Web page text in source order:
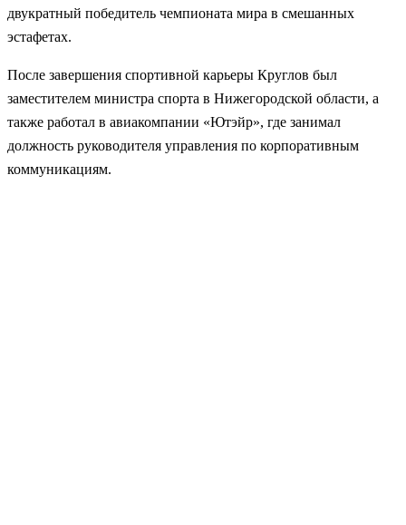
двукратный победитель чемпионата мира в смешанных
эстафетах.
После завершения спортивной карьеры Круглов был
заместителем министра спорта в Нижегородской области, а
также работал в авиакомпании «Ютэйр», где занимал
должность руководителя управления по корпоративным
коммуникациям.